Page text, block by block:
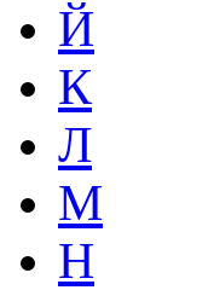
Й
К
Л
М
Н